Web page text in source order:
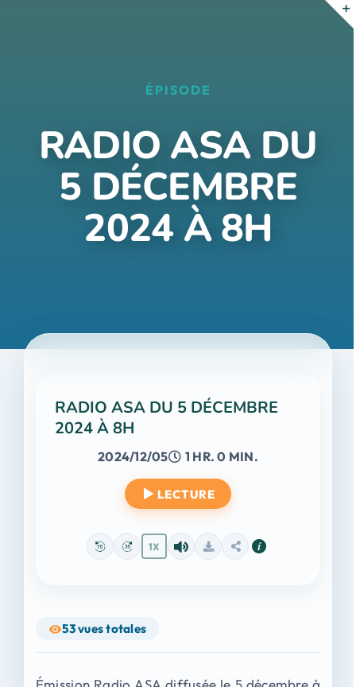
ÉPISODE
RADIO ASA DU
5 DÉCEMBRE
2024 À 8H
RADIO ASA DU 5 DÉCEMBRE
2024 À 8H
2024/12/05 1 HR. 0 MIN.
LECTURE
1X
53vues totales